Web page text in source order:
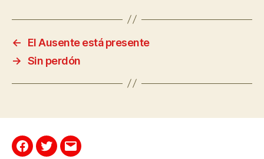
←
El Ausente está presente
→ Sin perdón